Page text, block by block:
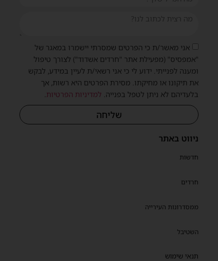
ניווט באתר
חדשות
חרדים
ממסדרונות העירייה
השטיבל
תנאי שימוש
אני מאשר/ת כי הפרטים שמסרתי יישמרו במאגר של
"אמפסיס" (מפעילת אתר "חרדים אשדוד") לצורך טיפול
ומענה לפנייתי. ידוע לי כי אני רשאי/ת לעיין במידע, לבקש
את תיקונו או מחיקתו. מסירת הפרטים היא רשות, אך
בלעדיהם לא ניתן לטפל בפנייה.למדיניות הפרטיות.
שליחה